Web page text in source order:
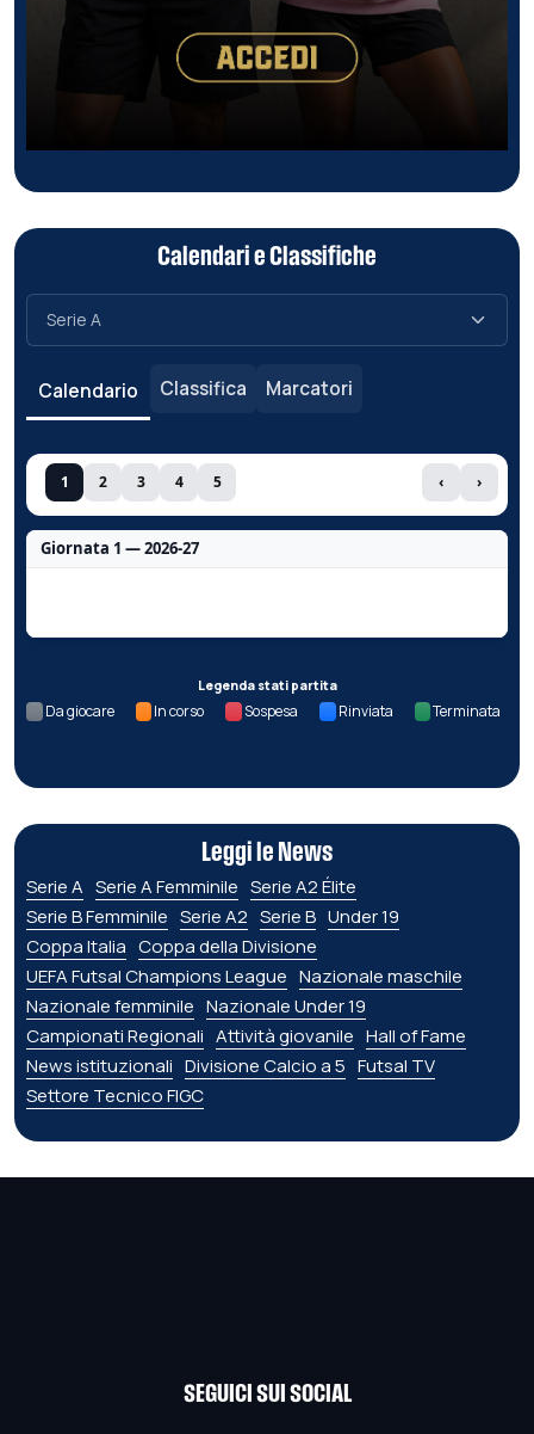
Calendari e Classifiche
Calendario Classifica Marcatori
1 2 3 4 5 ‹ ›
Giornata 1 — 2026-27
Legenda stati partita
Da giocare In corso Sospesa Rinviata Terminata
Leggi le News
Serie A Serie A Femminile Serie A2 Élite
Serie B Femminile Serie A2 Serie B Under 19
Coppa Italia Coppa della Divisione
UEFA Futsal Champions League Nazionale maschile
Nazionale femminile Nazionale Under 19
Campionati Regionali Attività giovanile Hall of Fame
News istituzionali Divisione Calcio a 5 Futsal TV
Settore Tecnico FIGC
SEGUICI SUI SOCIAL